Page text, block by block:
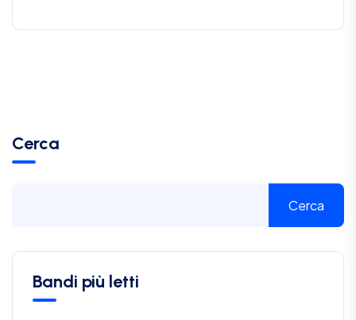
Cerca
Cerca
Bandi più letti